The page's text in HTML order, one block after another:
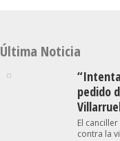
Última Noticia
pedido
El
contra la